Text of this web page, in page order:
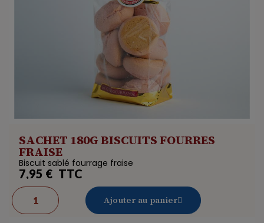
SACHET 180G BISCUITS FOURRES
FRAISE
Biscuit sablé fourrage fraise
7,95 € TTC
Ajouter au panier